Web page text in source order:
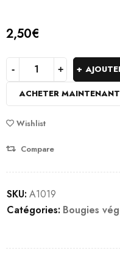
2,50€
ACHETER MAINTENANT
Wishlist
Compare
SKU: A1019
Catégories: Bougies